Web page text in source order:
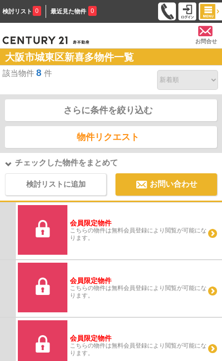
検討リスト 0 最近見た物件 0
お問合せ
大阪市城東区新喜多物件一覧
該当物件 8 件
さらに条件を絞り込む
物件リクエスト
チェックした物件をまとめて
検討リストに追加 お問い合わせ
会員限定物件
こちらの物件は無料会員登録により閲覧が可能にな
ります。
会員限定物件
こちらの物件は無料会員登録により閲覧が可能にな
ります。
会員限定物件
こちらの物件は無料会員登録により閲覧が可能にな
ります。